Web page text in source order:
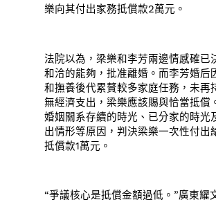
樂向其付出家務抵償款2萬元。
法院以為，梁樂和李芳兩邊情感確已
和洽的能夠，批准離婚。而李芳婚
和撫養後代累贅較多家庭任務，未再
無經濟支出，梁樂應該賜與恰當抵償
婚姻關系存續的時光、已分家的時光
出情形等原因，判決梁樂一次性付出
抵償款1萬元。
“爭議核心是抵償金額過低。”廣東